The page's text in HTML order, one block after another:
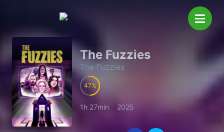
The Fuzzies
The Fuzzies
47
1h 27min 2025